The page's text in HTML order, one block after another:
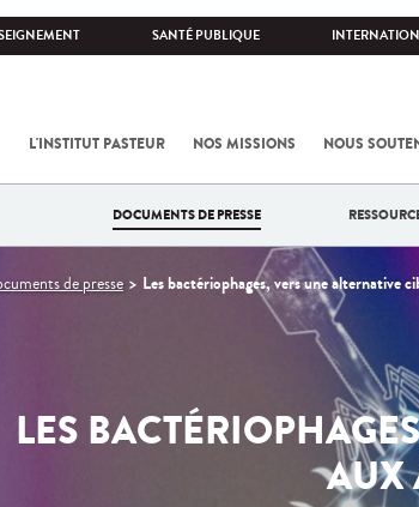
SANTÉ PUBLIQUE
L'INSTITUT PASTEUR NOS MISSIONS NOUS
DOCUMENTS DE PRESSE
de presse Les bactériophages, vers une alternative
LES
AUX